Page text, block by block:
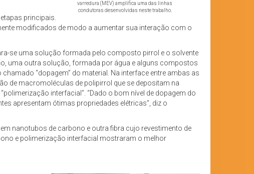
varredura (MEV) amplifica uma das linhas
condutoras desenvolvidas neste trabalho.
principais.
modificados de modo a aumentar sua interação com o
se uma solução formada pelo composto pirrol e o solvente
uma outra solução, formada por água e alguns compostos
“dopagem” do material. Na interface entre ambas as
de macromoléculas de polipirrol que se depositam na
interfacial”. “Dado o bom nível de dopagem do
apresentam ótimas propriedades elétricas”, diz o
nanotubos de carbono e outra fibra cujo revestimento de
e polimerização interfacial mostraram o melhor